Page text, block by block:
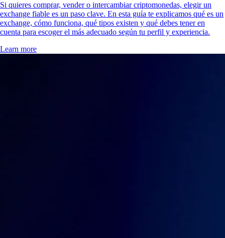
Si quieres comprar, vender o intercambiar criptomonedas, elegir un
exchange fiable es un paso clave. En esta guía te explicamos qué es un
exchange, cómo funciona, qué tipos existen y qué debes tener en
cuenta para escoger el más adecuado según tu perfil y experiencia.
Learn more